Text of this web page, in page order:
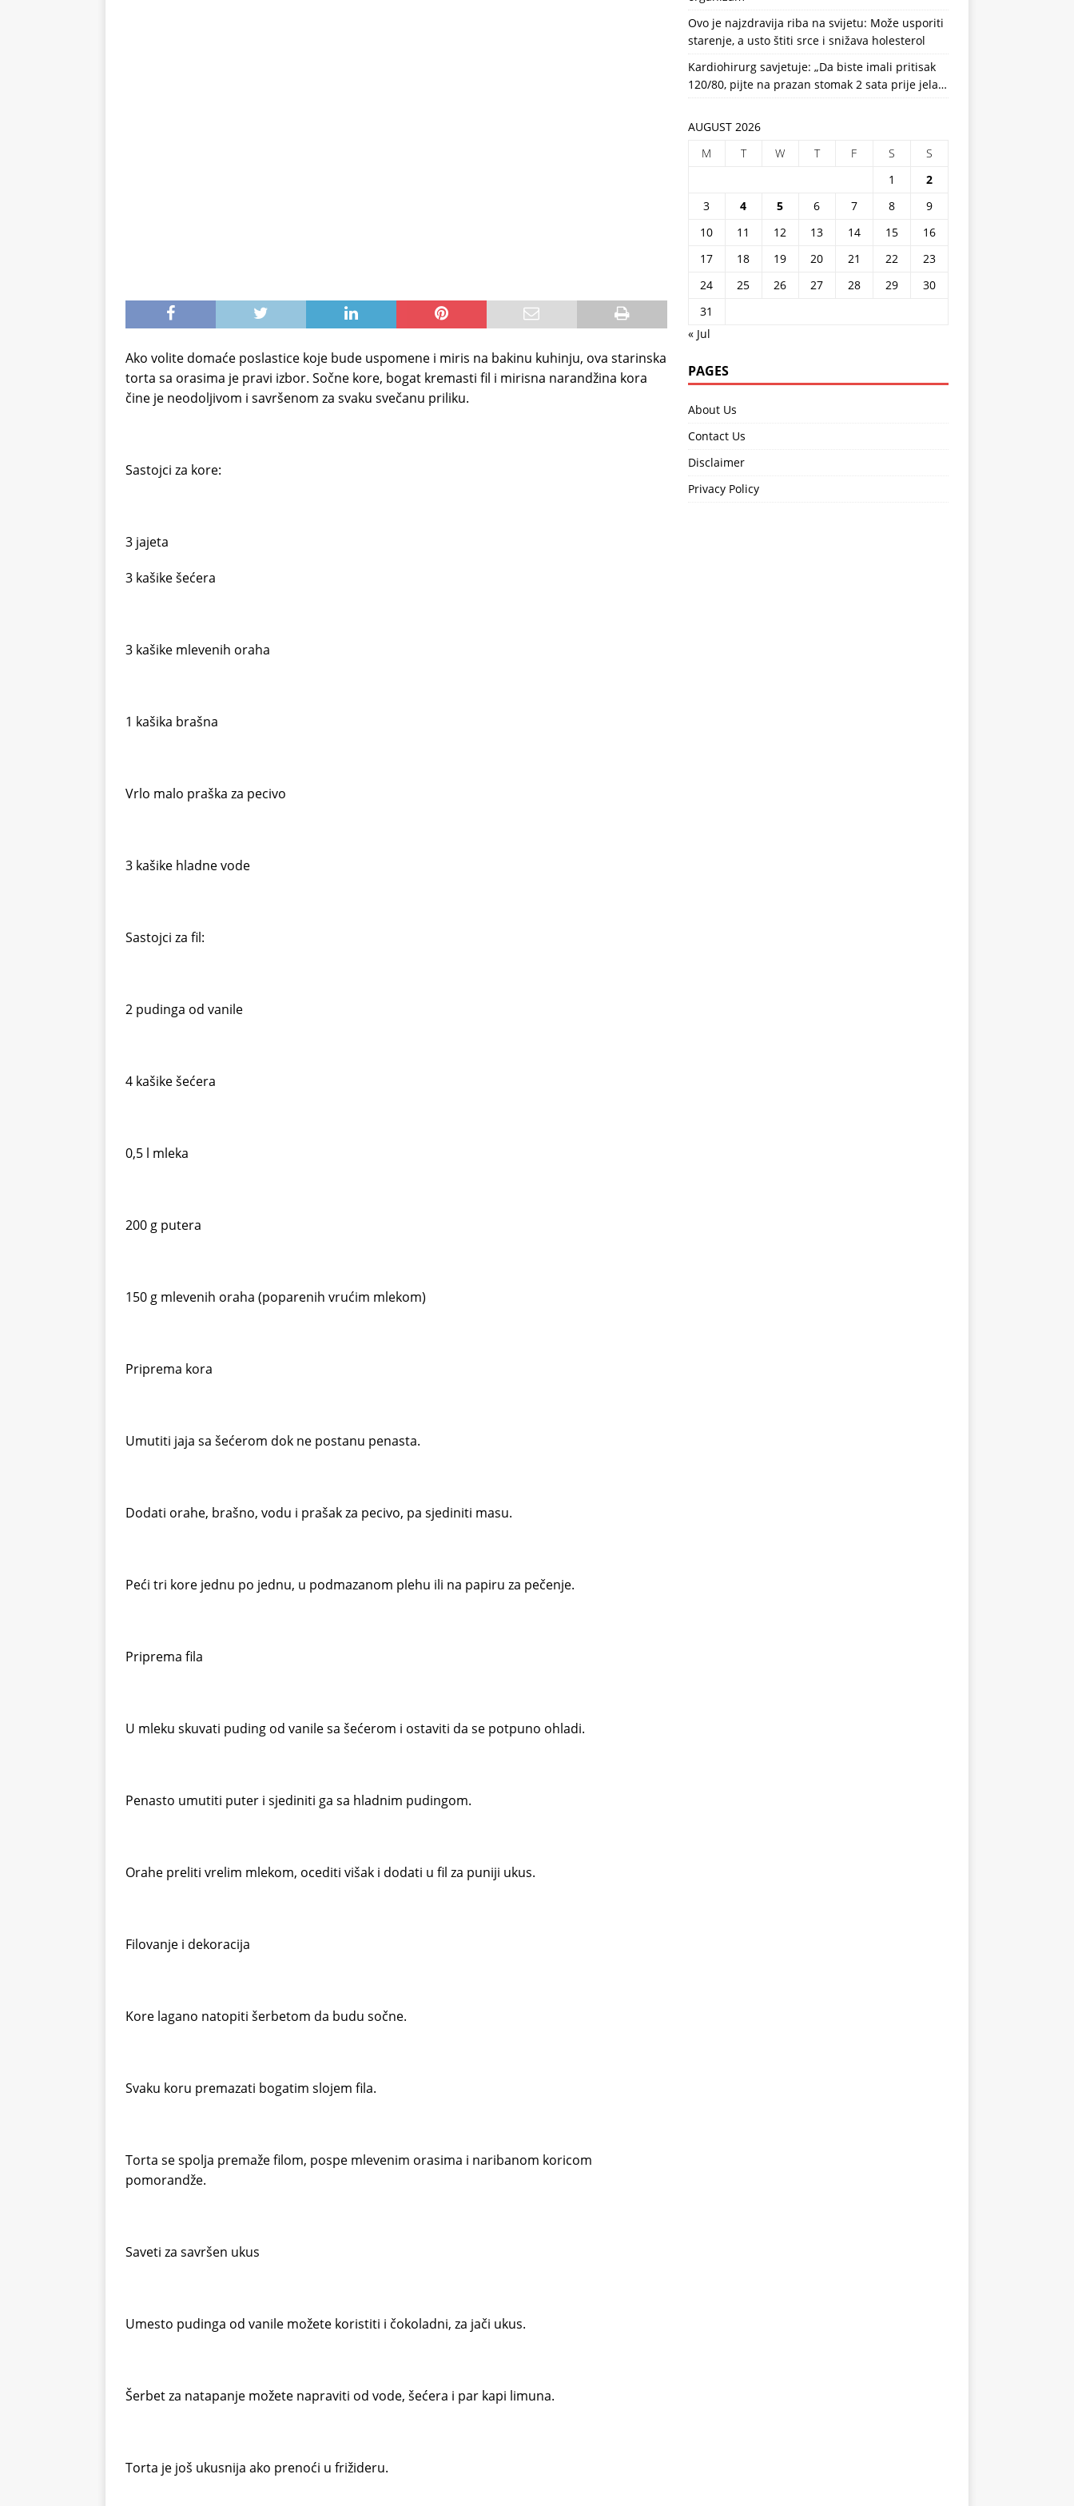
Ako volite domaće poslastice koje bude uspomene i miris na bakinu kuhinju, ova starinska
torta sa orasima je pravi izbor. Sočne kore, bogat kremasti fil i mirisna narandžina kora
čine je neodoljivom i savršenom za svaku svečanu priliku.
Sastojci za kore:
3 jajeta
3 kašike šećera
3 kašike mlevenih oraha
1 kašika brašna
Vrlo malo praška za pecivo
3 kašike hladne vode
Sastojci za fil:
2 pudinga od vanile
4 kašike šećera
0,5 l mleka
200 g putera
150 g mlevenih oraha (poparenih vrućim mlekom)
Priprema kora
Umutiti jaja sa šećerom dok ne postanu penasta.
Dodati orahe, brašno, vodu i prašak za pecivo, pa sjediniti masu.
Peći tri kore jednu po jednu, u podmazanom plehu ili na papiru za pečenje.
Priprema fila
U mleku skuvati puding od vanile sa šećerom i ostaviti da se potpuno ohladi.
Penasto umutiti puter i sjediniti ga sa hladnim pudingom.
Orahe preliti vrelim mlekom, ocediti višak i dodati u fil za puniji ukus.
Filovanje i dekoracija
Kore lagano natopiti šerbetom da budu sočne.
Svaku koru premazati bogatim slojem fila.
Torta se spolja premaže filom, pospe mlevenim orasima i naribanom koricom
pomorandže.
Saveti za savršen ukus
Umesto pudinga od vanile možete koristiti i čokoladni, za jači ukus.
Šerbet za natapanje možete napraviti od vode, šećera i par kapi limuna.
Torta je još ukusnija ako prenoći u frižideru.
Ovo je najzdravija riba na svijetu: Može usporiti
starenje, a usto štiti srce i snižava holesterol
Kardiohirurg savjetuje: „Da biste imali pritisak
120/80, pijte na prazan stomak 2 sata prije jela…
AUGUST 2026
M
T W T F S
S
1
2
3
4 5 6 7 8
9
10
11 12 13 14 15
16
17
18 19 20 21 22
23
24
25 26 27 28 29
30
31
« Jul
PAGES
About Us
Contact Us
Disclaimer
Privacy Policy